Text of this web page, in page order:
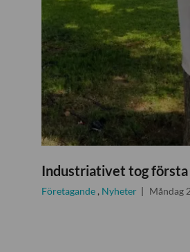
Industriativet tog
Företagande , Nyheter Måndag